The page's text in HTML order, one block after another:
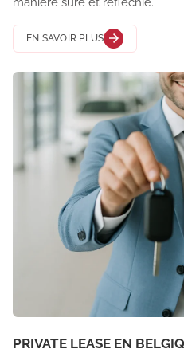
EN SAVOIR PLUS
PRIVATE LEASE EN